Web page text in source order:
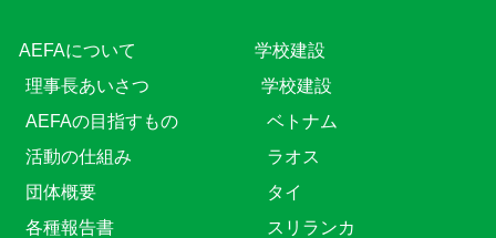
AEFAについて
理事長あいさつ
AEFAの目指すもの
活動の仕組み
団体概要
各種報告書
学校建設
学校建設
ベトナム
ラオス
タイ
スリランカ